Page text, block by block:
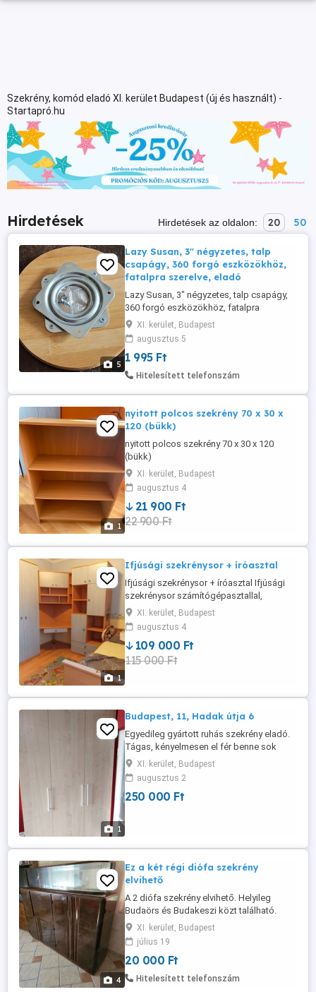
Szekrény, komód eladó XI. kerület Budapest (új és használt) -
Startapró.hu
Hirdetések Hirdetések az oldalon: 20 50
5
Lazy Susan, 3" négyzetes, talp
csapágy, 360 forgó eszközökhöz,
fatalpra szerelve, eladó
Lazy Susan, 3" négyzetes, talp csapágy,
360 forgó eszközökhöz, fatalpra
szerelve, eladó Mérete: 3" kb. 71x71mm
Alakja: négyzetes Anyaga: rozsdamentes
horganyzott acél Terhelhetőség: 150lbs
68kg Tipusjel: 3" Lazy Susan Fatalp:
rétegelt, erős, kör, 12mm, d=150mm
XI. kerület, Budapest
augusztus 5
1 995 Ft
Hitelesített telefonszám
1
nyitott polcos szekrény 70 x 30 x
120 (bükk)
nyitott polcos szekrény 70 x 30 x 120
(bükk)
XI. kerület, Budapest
augusztus 4
21 900 Ft
22 900 Ft
1
Ifjúsági szekrénysor + íróasztal
Ifjúsági szekrénysor + íróasztal Ifjúsági
szekrénysor számítógépasztallal,
akasztós és polcos szekrénnyel, fiókos
elemmel. Méret: Szekrény 1 elem: mag:
220X szél: 85X mély: 53cm
XI. kerület, Budapest
augusztus 4
109 000 Ft
115 000 Ft
1
Budapest, 11, Hadak útja 6
Egyedileg gyártott ruhás szekrény eladó.
Tágas, kényelmesen el fér benne sok
minden. Jó állapotú. 245cm magas, 60
mély és 125 hosszú
XI. kerület, Budapest
augusztus 2
250 000 Ft
4
Ez a két régi diófa szekrény
elvihető
A 2 diófa szekrény elvihető. Helyileg
Budaörs és Budakeszi közt található.
Szállításban nem de rakodasban tudok
segíteni.
XI. kerület, Budapest
július 19
20 000 Ft
Hitelesített telefonszám